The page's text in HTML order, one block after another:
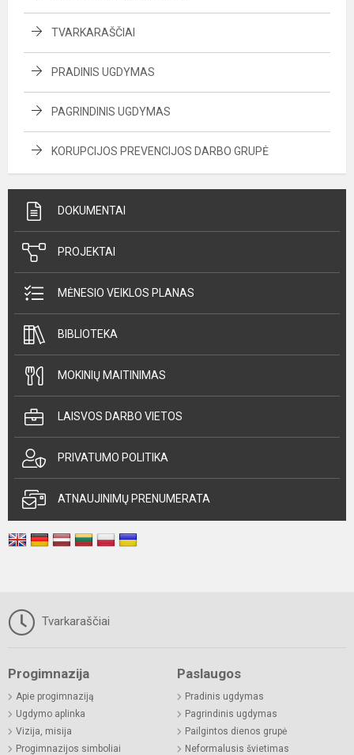
TVARKARAŠČIAI
PRADINIS UGDYMAS
PAGRINDINIS UGDYMAS
KORUPCIJOS PREVENCIJOS DARBO GRUPĖ
DOKUMENTAI
PROJEKTAI
MĖNESIO VEIKLOS PLANAS
BIBLIOTEKA
MOKINIŲ MAITINIMAS
LAISVOS DARBO VIETOS
PRIVATUMO POLITIKA
ATNAUJINIMŲ PRENUMERATA
Tvarkaraščiai
Progimnazija
Apie progimnaziją
Ugdymo aplinka
Vizija, misija
Progimnazijos simboliai
Paslaugos
Pradinis ugdymas
Pagrindinis ugdymas
Pailgintos dienos grupė
Neformalusis švietimas